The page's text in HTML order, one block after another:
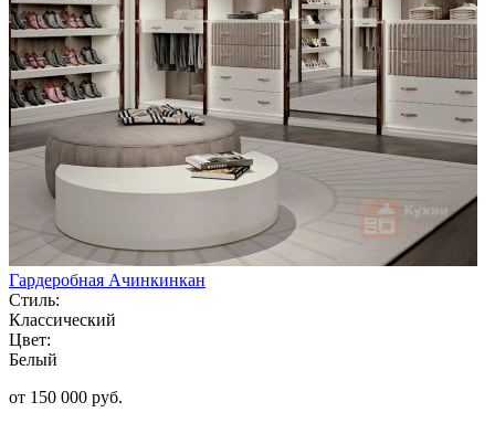
Гардеробная Ачинкинкан
Стиль:
Классический
Цвет:
Белый
от 150 000 руб.